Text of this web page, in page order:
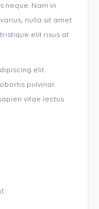
neque. Nam in
nulla sit amet
elit risus at
elit.
pulvinar.
vitae lectus